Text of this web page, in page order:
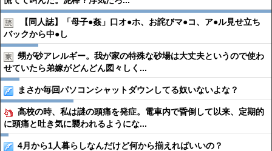
【同人誌】「母子●︎姦」口オ●︎ホ、お詫びマ●︎コ、ア●︎ル見せ立ち
バックから中●︎し
甥が砂アレルギー。我が家の特殊な砂場は大丈夫というので使わ
せていたら弟嫁がどんどん図々しく...
まさか毎回パソコンシャットダウンしてる奴いないよな？
高校の時、私は謎の頭痛を発症。電車内で昏倒して以来、定期的
に頭痛と吐き気に襲われるようにな...
4月から1人暮らしなんだけど何から揃えればいいの？